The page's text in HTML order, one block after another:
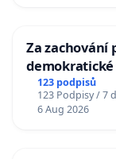
Za zachování
123 podpisů
123 Podpisy / 7
6 Aug 2026